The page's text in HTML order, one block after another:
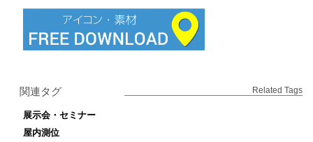
関連タグ Related Tags
展示会・セミナー
屋内測位